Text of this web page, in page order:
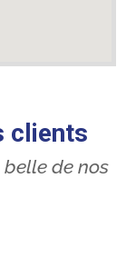
clients
de nos